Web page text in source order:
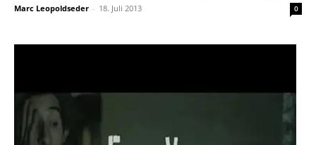
Marc Leopoldseder - 18. Juli 2013 0